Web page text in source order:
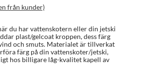
från kunder)
du har vattenskotern eller din jetski
plast/gelcoat kroppen, dess färg
och smuts. Materialet är tillverkat
färg på din vattenskoter/jetski,
hos billigare låg-kvalitet kapell av